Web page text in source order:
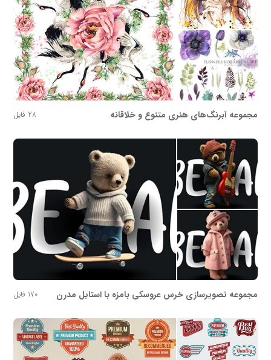
مجموعه آبرنگ‌های هنری متنوع و خلاقانه 28 فایل
مجموعه تصویرسازی خرس عروسکی بامزه با استایل مدرن 170 فایل